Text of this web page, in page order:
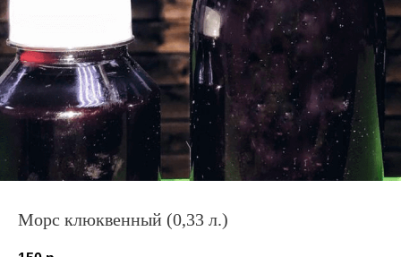
Морс клюквенный (0,33 л.)